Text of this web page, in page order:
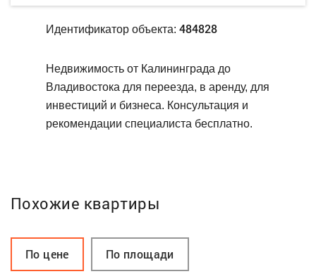
Идентификатор объекта: 484828
Недвижимость от Калининграда до
Владивостока для переезда, в аренду, для
инвестиций и бизнеса. Консультация и
рекомендации специалиста бесплатно.
Похожие квартиры
По цене По площади